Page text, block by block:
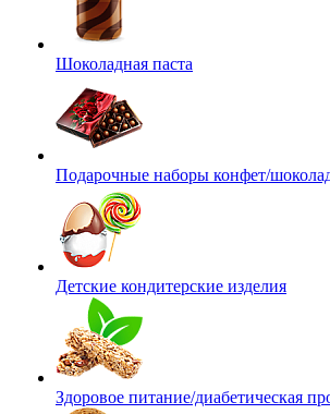
Шоколадная паста
Подарочные наборы конфет/
Детские кондитерские изделия
Здоровое питание/диабетическая